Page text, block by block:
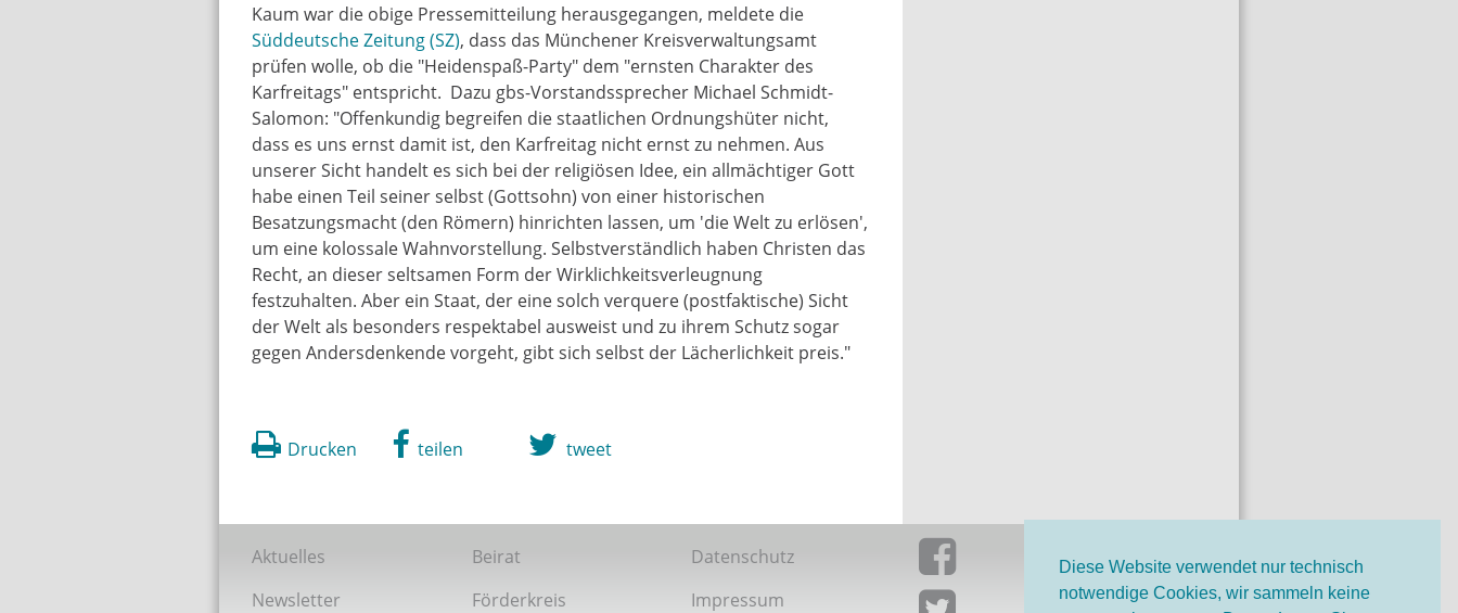
Diese Website verwendet nur technisch
notwendige Cookies, wir sammeln keine
Kaum war die obige Pressemitteilung herausgegangen, meldete die
Süddeutsche Zeitung (SZ), dass das Münchener Kreisverwaltungsamt
prüfen wolle, ob die "Heidenspaß-Party" dem "ernsten Charakter des
Karfreitags" entspricht. Dazu gbs-Vorstandssprecher Michael Schmidt-
Salomon: "Offenkundig begreifen die staatlichen Ordnungshüter nicht,
dass es uns ernst damit ist, den Karfreitag nicht ernst zu nehmen. Aus
unserer Sicht handelt es sich bei der religiösen Idee, ein allmächtiger Gott
habe einen Teil seiner selbst (Gottsohn) von einer historischen
Besatzungsmacht (den Römern) hinrichten lassen, um 'die Welt zu erlösen',
um eine kolossale Wahnvorstellung. Selbstverständlich haben Christen das
Recht, an dieser seltsamen Form der Wirklichkeitsverleugnung
festzuhalten. Aber ein Staat, der eine solch verquere (postfaktische) Sicht
der Welt als besonders respektabel ausweist und zu ihrem Schutz sogar
gegen Andersdenkende vorgeht, gibt sich selbst der Lächerlichkeit preis."
Drucken teilen tweet
Giordano-Bruno-Stiftung auf
Aktuelles
Newsletter
Beirat
Förderkreis
Datenschutz
Impressum